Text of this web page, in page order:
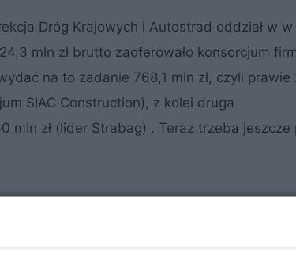
Dróg Krajowych i Autostrad oddział w
mln zł brutto zaoferowało konsorcjum
na to zadanie 768,1 mln zł, czyli prawie
SIAC Construction), z kolei druga
mln zł (lider Strabag) . Teraz trzeba jeszcze